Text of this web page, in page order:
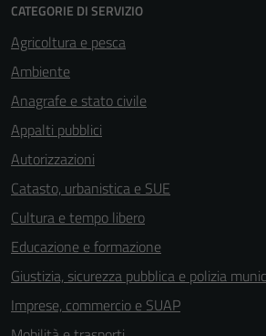
CATEGORIE DI SERVIZIO
Agricoltura e pesca
Ambiente
Anagrafe e stato civile
Appalti pubblici
Autorizzazioni
Catasto, urbanistica e SUE
Cultura e tempo libero
Educazione e formazione
Giustizia, sicurezza pubblica e polizia
Imprese, commercio e SUAP